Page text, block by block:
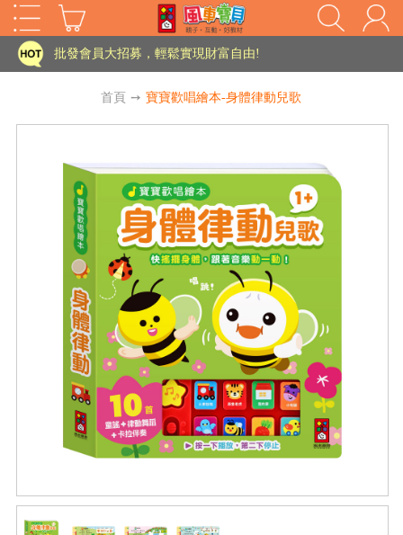
HOT
批發會員大招募，輕鬆實現財富自由!
老師您好!!幼教會員火熱招募中~
批發會員大招募，輕鬆實現財富自由!
老師您好!!幼教會員火熱招募中~
海外購物免煩惱！點我查看『海外購物流程說明』
首頁 ➙ 寶寶歡唱繪本-身體律動兒歌